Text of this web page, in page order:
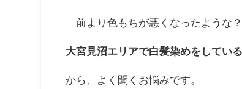
「前より色もちが悪くなったような？
大宮見沼エリアで白髪染めをしてい
から、よく聞くお悩みです。